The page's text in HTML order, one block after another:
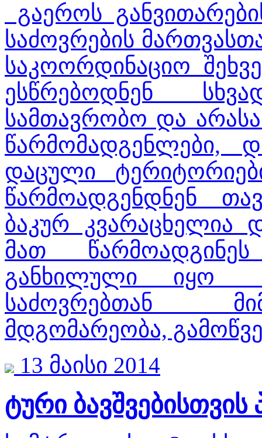
გაეროს
საძოვრების
საკოორდინაციო
ესწრებოდნენ
სამთავრობო და
წარმომადგენლები,
დაცული
წარმოადგენდნენ
ბაკურ კვარაცხელია
მათ
განხილული იყო
საძოვრებთან
მდგომარეობა,
13 მაისი 2014
ტური